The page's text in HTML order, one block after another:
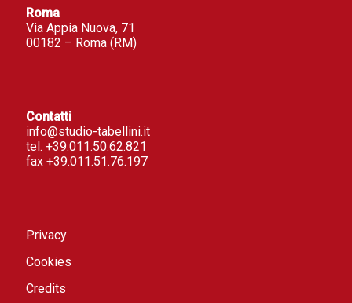
Roma
Via Appia Nuova, 71
00182 – Roma (RM)
Contatti
info@studio-tabellini.it
tel. +39.011.50.62.821
fax +39.011.51.76.197
Privacy
Cookies
Credits